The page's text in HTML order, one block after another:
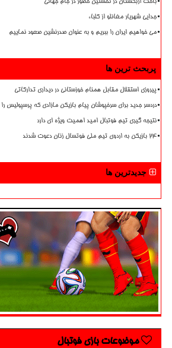
باخت ازبکستان در نخستین حضور در جام جهانی
جدایی شهریار مغانلو از کلباء
می خواهیم ایران را ببریم و به عنوان صدرنشین صعود نماییم
پربحث ترین ها
پیروزی استقلال مقابل همنام خوزستانی در دیداری تدارکاتی
دردسر جدید برای سرخپوشان پیام بازیکن مازادی که پرسپولیس را
نتیجه گیری تیم فوتبال امید اهمیت ویژه ای دارد
۲۴ بازیکن به اردوی تیم ملی فوتسال زنان دعوت شدند
جدیدترین ها
موضوعات بازی فوتبال